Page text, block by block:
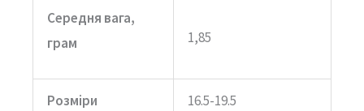
Середня вага,
грам
1,85
Розміри 16.5-19.5